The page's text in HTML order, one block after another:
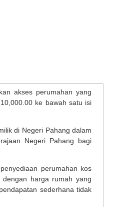
akses perumahan yang
ke bawah satu isi
di Negeri Pahang dalam
Negeri Pahang bagi
perumahan kos
harga rumah yang
sederhana tidak